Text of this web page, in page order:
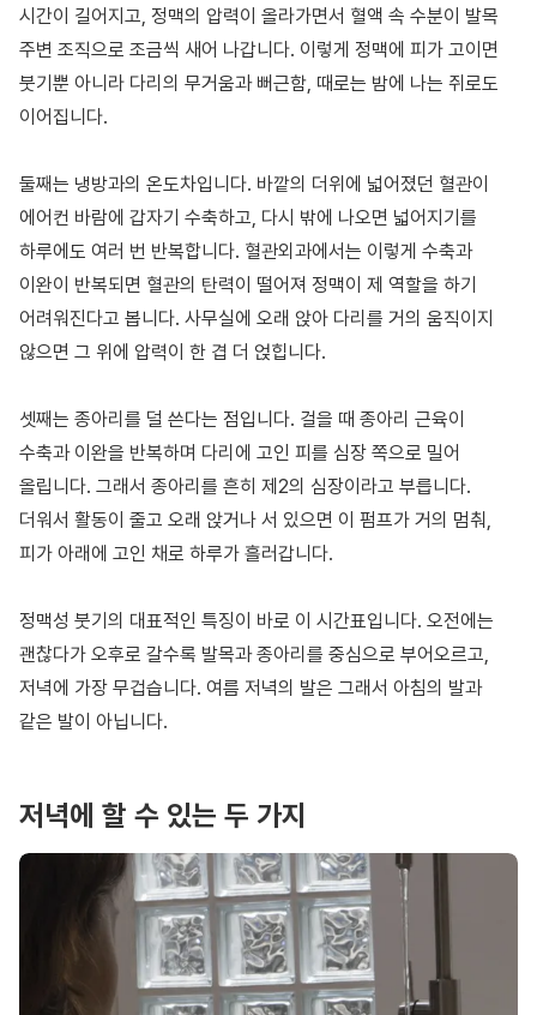
시간이 길어지고, 정맥의 압력이 올라가면서 혈액 속 수분이 발목
주변 조직으로 조금씩 새어 나갑니다. 이렇게 정맥에 피가 고이면
붓기뿐 아니라 다리의 무거움과 뻐근함, 때로는 밤에 나는 쥐로도
이어집니다.
둘째는 냉방과의 온도차입니다. 바깥의 더위에 넓어졌던 혈관이
에어컨 바람에 갑자기 수축하고, 다시 밖에 나오면 넓어지기를
하루에도 여러 번 반복합니다. 혈관외과에서는 이렇게 수축과
이완이 반복되면 혈관의 탄력이 떨어져 정맥이 제 역할을 하기
어려워진다고 봅니다. 사무실에 오래 앉아 다리를 거의 움직이지
않으면 그 위에 압력이 한 겹 더 얹힙니다.
셋째는 종아리를 덜 쓴다는 점입니다. 걸을 때 종아리 근육이
수축과 이완을 반복하며 다리에 고인 피를 심장 쪽으로 밀어
올립니다. 그래서 종아리를 흔히 제2의 심장이라고 부릅니다.
더워서 활동이 줄고 오래 앉거나 서 있으면 이 펌프가 거의 멈춰,
피가 아래에 고인 채로 하루가 흘러갑니다.
정맥성 붓기의 대표적인 특징이 바로 이 시간표입니다. 오전에는
괜찮다가 오후로 갈수록 발목과 종아리를 중심으로 부어오르고,
저녁에 가장 무겁습니다. 여름 저녁의 발은 그래서 아침의 발과
같은 발이 아닙니다.
저녁에 할 수 있는 두 가지